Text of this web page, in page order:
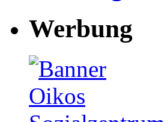
Werbung